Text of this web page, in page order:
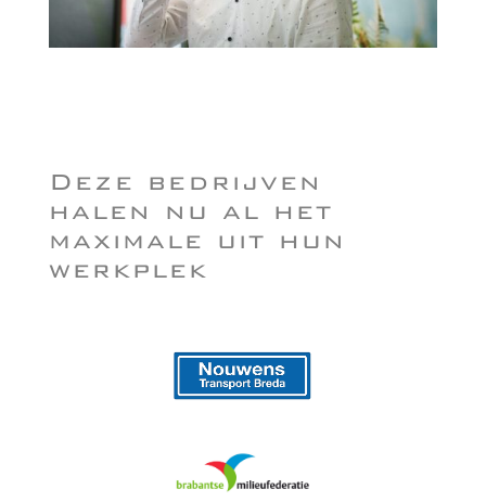
Deze bedrijven
halen nu al het
maximale uit hun
werkplek